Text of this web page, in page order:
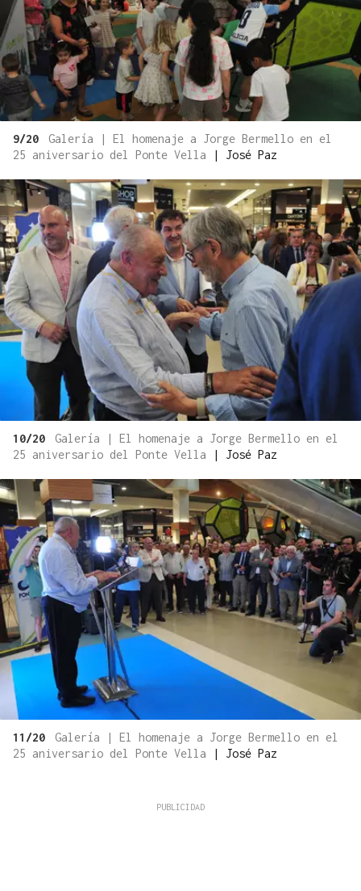
9/20
Galería | El homenaje a Jorge Bermello en el
25 aniversario del Ponte Vella
José Paz
10/20
Galería | El homenaje a Jorge Bermello en el
25 aniversario del Ponte Vella
| José Paz
11/20
Galería | El homenaje a Jorge Bermello en el
25 aniversario del Ponte Vella
| José Paz